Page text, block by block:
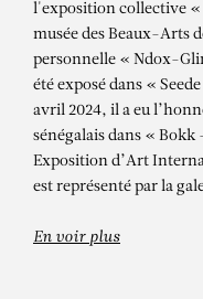
l'exposition collective «
musée des Beaux-Arts
personnelle « Ndox-
été exposé dans «
avril 2024, il a eu
sénégalais dans « Bokk
Exposition d’Art
est représenté par la
En voir plus